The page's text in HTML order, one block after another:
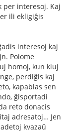
per interesoj. Kaj
ili ekligiĝis
interesoj kaj
Poiome
homoj, kun kiuj
perdiĝis kaj
kapablas sen
ĝisportadi
reto donacis
adresatoj… Jen
kvazaŭ